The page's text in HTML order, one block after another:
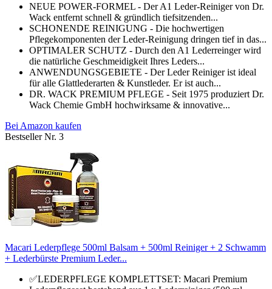
NEUE POWER-FORMEL - Der A1 Leder-Reiniger von Dr.
Wack entfernt schnell & gründlich tiefsitzenden...
SCHONENDE REINIGUNG - Die hochwertigen
Pflegekomponenten der Leder-Reinigung dringen tief in das...
OPTIMALER SCHUTZ - Durch den A1 Lederreinger wird
die natürliche Geschmeidigkeit Ihres Leders...
ANWENDUNGSGEBIETE - Der Leder Reiniger ist ideal
für alle Glattlederarten & Kunstleder. Er ist auch...
DR. WACK PREMIUM PFLEGE - Seit 1975 produziert Dr.
Wack Chemie GmbH hochwirksame & innovative...
Bei Amazon kaufen
Bestseller Nr. 3
Macari Lederpflege 500ml Balsam + 500ml Reiniger + 2 Schwamm
+ Lederbürste Premium Leder...
✅LEDERPFLEGE KOMPLETTSET: Macari Premium